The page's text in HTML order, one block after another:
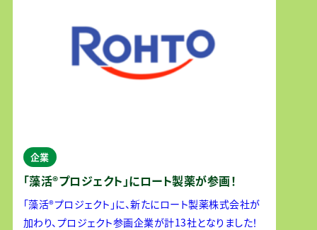
企業
「藻活®プロジェクト」にロート製薬が参画！
「藻活®プロジェクト」に、新たにロート製薬株式会社が
加わり、プロジェクト参画企業が計13社となりました！